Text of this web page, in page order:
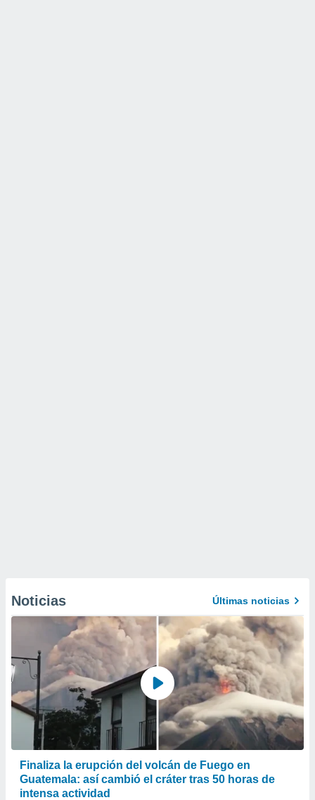
Noticias Últimas noticias
Finaliza la erupción del volcán de Fuego en
Guatemala: así cambió el cráter tras 50 horas de
intensa actividad